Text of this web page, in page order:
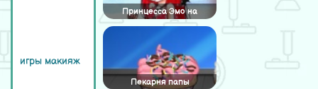
игры макияж
Принцесса Эмо на
выходных
Пекарня папы